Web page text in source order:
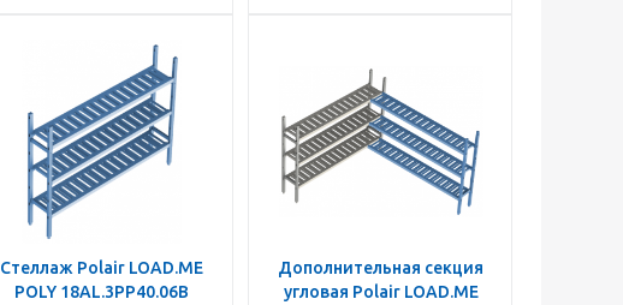
Стеллаж Polair LOAD.ME
POLY 18AL.3PP40.06B
Дополнительная секция
угловая Polair LOAD.ME